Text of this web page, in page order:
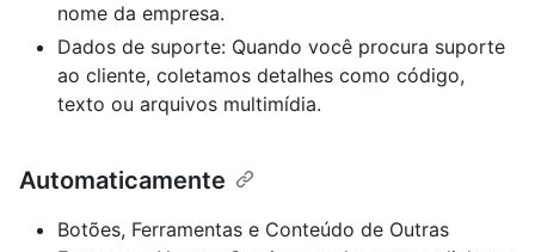
nome da empresa.
Dados de suporte: Quando você procura suporte
ao cliente, coletamos detalhes como código,
texto ou arquivos multimídia.
Automaticamente
Botões, Ferramentas e Conteúdo de Outras